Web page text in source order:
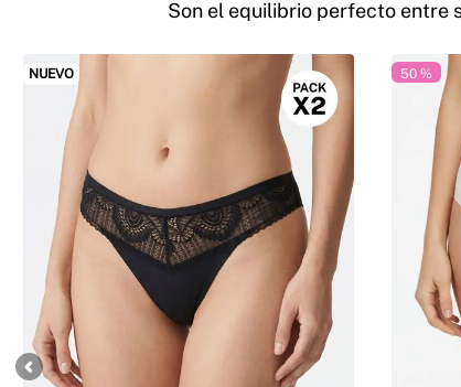
Son el equilibrio perfecto entre
NUEVO 50 %